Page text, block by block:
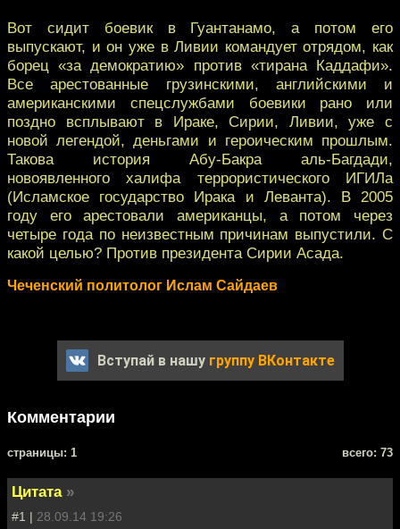
Вот сидит боевик в Гуантанамо, а потом его
выпускают, и он уже в Ливии командует отрядом, как
борец «за демократию» против «тирана Каддафи».
Все арестованные грузинскими, английскими и
американскими спецслужбами боевики рано или
поздно всплывают в Ираке, Сирии, Ливии, уже с
новой легендой, деньгами и героическим прошлым.
Такова история Абу-Бакра аль-Багдади,
новоявленного халифа террористического ИГИЛа
(Исламское государство Ирака и Леванта). В 2005
году его арестовали американцы, а потом через
четыре года по неизвестным причинам выпустили. С
какой целью? Против президента Сирии Асада.
Чеченский политолог Ислам Сайдаев
Вступай в нашу группу ВКонтакте
Комментарии
cтраницы: 1 всего: 73
Цитата »
#1 | 28.09.14 19:26